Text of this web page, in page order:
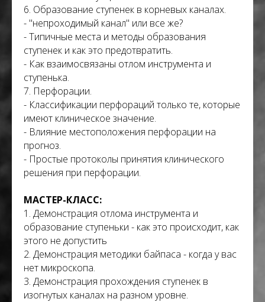
6. Образование ступенек в корневых каналах.
- "непроходимый канал" или все же?
- Типичные места и методы образования
ступенек и как это предотвратить.
- Как взаимосвязаны отлом инструмента и
ступенька.
7. Перфорации.
- Классификации перфораций только те, которые
имеют клиническое значение.
- Влияние местоположения перфорации на
прогноз.
- Простые протоколы принятия клинического
решения при перфорации.
МАСТЕР-КЛАСС:
1. Демонстрация отлома инструмента и
образование ступеньки - как это происходит, как
этого не допустить
2. Демонстрация методики байпаса - когда у вас
нет микроскопа.
3. Демонстрация прохождения ступенек в
изогнутых каналах на разном уровне.